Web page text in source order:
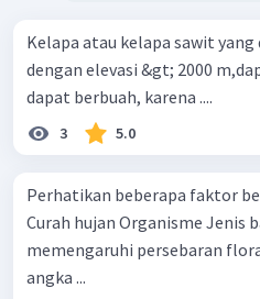
Kelapa atau kelapa sawit
dengan elevasi &gt; 2000
dapat berbuah, karena ....
3 5.0
Perhatikan beberapa faktor berikut Suhu udara
Curah hujan Organisme Jenis batuan Faktor klimatik yang
memengaruhi persebaran
angka ...